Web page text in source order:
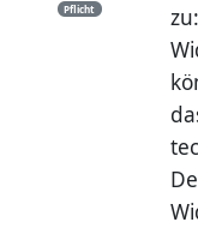
Pflicht